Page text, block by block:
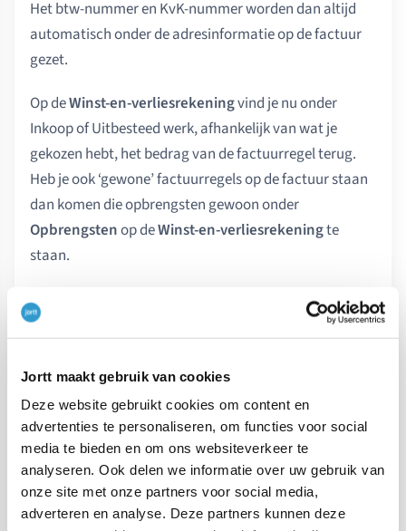
Jortt maakt gebruik van cookies
Deze website gebruikt cookies om content en
advertenties te personaliseren, om functies voor social
media te bieden en om ons websiteverkeer te
analyseren. Ook delen we informatie over uw gebruik van
onze site met onze partners voor social media,
adverteren en analyse. Deze partners kunnen deze
Het btw-nummer en KvK-nummer worden dan altijd
automatisch onder de adresinformatie op de factuur
gezet.
Op deWinst-en-verliesrekeningvind je nu onder
Inkoop of Uitbesteed werk, afhankelijk van wat je
gekozen hebt, het bedrag van de factuurregel terug.
Heb je ook ‘gewone’ factuurregels op de factuur staan
dan komen die opbrengsten gewoon onder
Opbrengstenop deWinst-en-verliesrekeningte
staan.
Enkele andere termen voor selfbilling zijn:
Zelffacturering, Zelffacturatie, Omgekeerde
Provisiefactuur, Commissiefactuur,
Klantgegenereerde facturering.
Een selfbilling factuur is vergelijkbaar met een
creditfactuur.